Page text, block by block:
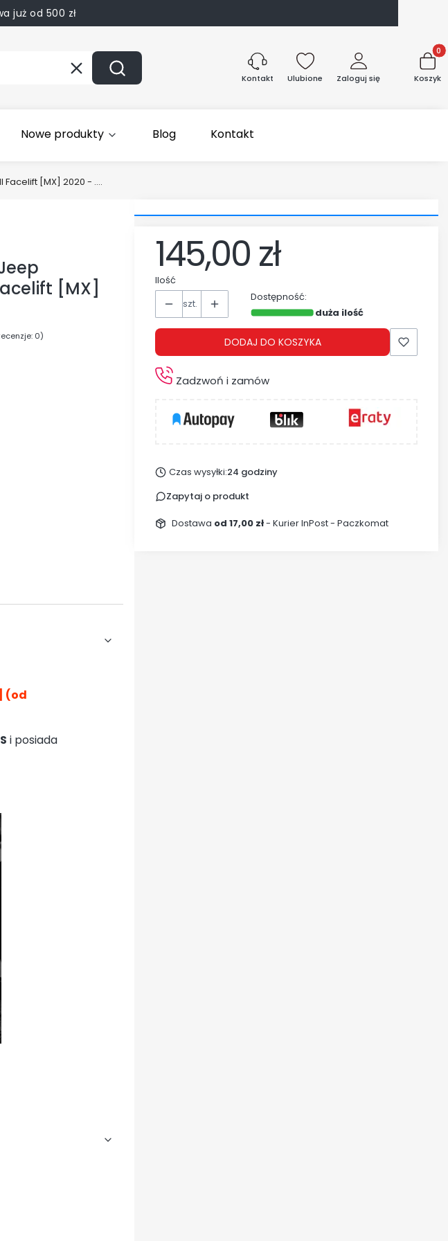
już od 500 zł
WyczyśćSzukaj Kontakt Ulubione Zaloguj się Koszyk
Nowe produkty Blog Kontakt
Facelift [MX] 2020 - ....
[MX]
0)
(od
i posiada
Cena
145,00 zł
Ilość
szt.
Dostępność:
duża ilość
DODAJ DO KOSZYKA
Zadzwoń i zamów
Czas wysyłki:24 godziny
Zapytaj o produkt
Dostawa od 17,00 zł- Kurier InPost - Paczkomat